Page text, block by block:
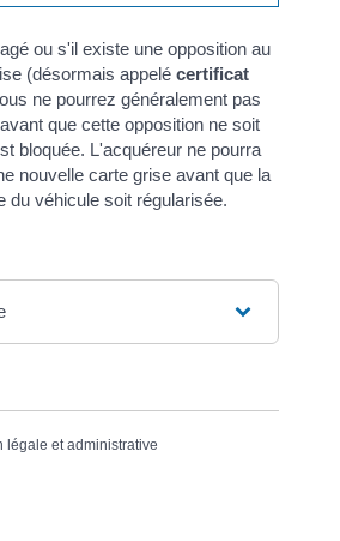
ou s'il existe une opposition au
(désormais appelécertificat
ne pourrez généralement pas
que cette opposition ne soit
bloquée. L'acquéreur ne pourra
nouvelle carte grise avant que la
du véhicule soit régularisée.
légale et administrative